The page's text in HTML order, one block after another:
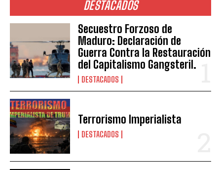
DESTACADOS
Secuestro Forzoso de
Maduro: Declaración de
Guerra Contra la Restauración
del Capitalismo Gangsteril.
DESTACADOS
Terrorismo Imperialista
DESTACADOS